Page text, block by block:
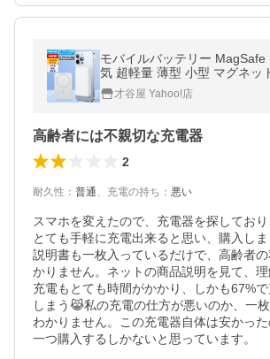
モバイルバッテリー MagSafe
気 超軽量 薄型 小型 マグネッ
mAh PSE モバ充 マグセーフ
5 iPhone14 ポイント利用
才谷屋 Yahoo!店
高齢者には不親切な充電器
2
耐久性 ： 普通、 充電の持ち ： 悪い
スマホを変えたので、充電器を探しており
とても手軽に充電出来ると思い、購入し
説明書も一枚入っているだけで、高齢者
かりません。ネットの商品説明を見て、理
充電もとても時間がかかり、しかも67%
しまう😹私の充電の仕方が悪いのか、一
わかりません。この充電器自体は安かっ
一つ購入するしかないと思っています。